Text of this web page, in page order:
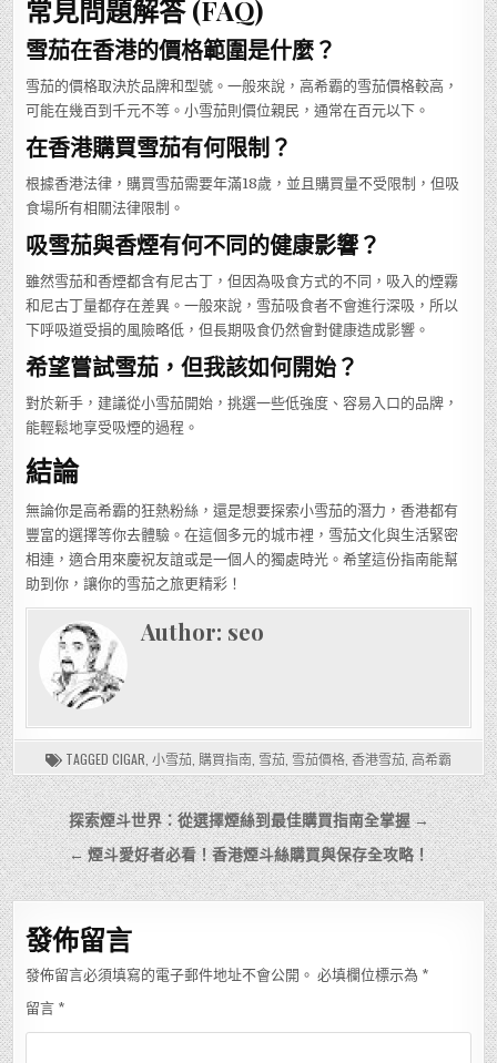
常見問題解答 (FAQ)
雪茄在香港的價格範圍是什麼？
雪茄的價格取決於品牌和型號。一般來說，高希霸的雪茄價格較高，
可能在幾百到千元不等。小雪茄則價位親民，通常在百元以下。
在香港購買雪茄有何限制？
根據香港法律，購買雪茄需要年滿18歲，並且購買量不受限制，但吸
食場所有相關法律限制。
吸雪茄與香煙有何不同的健康影響？
雖然雪茄和香煙都含有尼古丁，但因為吸食方式的不同，吸入的煙霧
和尼古丁量都存在差異。一般來說，雪茄吸食者不會進行深吸，所以
下呼吸道受損的風險略低，但長期吸食仍然會對健康造成影響。
希望嘗試雪茄，但我該如何開始？
對於新手，建議從小雪茄開始，挑選一些低強度、容易入口的品牌，
能輕鬆地享受吸煙的過程。
結論
無論你是高希霸的狂熱粉絲，還是想要探索小雪茄的潛力，香港都有
豐富的選擇等你去體驗。在這個多元的城市裡，雪茄文化與生活緊密
相連，適合用來慶祝友誼或是一個人的獨處時光。希望這份指南能幫
助到你，讓你的雪茄之旅更精彩！
Author: seo
TAGGED CIGAR 小雪茄 購買指南 雪茄 雪茄價格 香港雪茄 高希霸
文
章
導
覽
探索煙斗世界：從選擇煙絲到最佳購買指南全掌握 →
← 煙斗愛好者必看！香港煙斗絲購買與保存全攻略！
發佈留言
發佈留言必須填寫的電子郵件地址不會公開。 必填欄位標示為 *
留言 *